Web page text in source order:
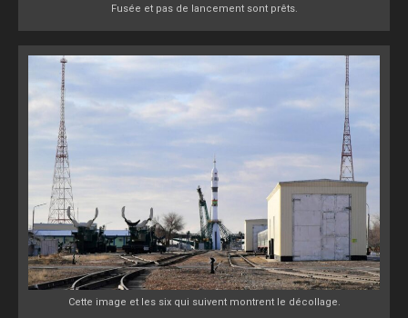
Fusée et pas de lancement sont prêts.
Cette image et les six qui suivent montrent le décollage.